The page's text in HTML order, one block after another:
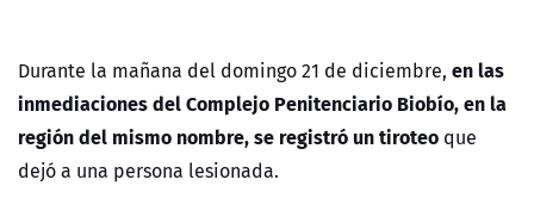
Durante la mañana del domingo 21 de diciembre, en las
inmediaciones del Complejo Penitenciario Biobío, en la
región del mismo nombre, se registró un tiroteo que
dejó a una persona lesionada.